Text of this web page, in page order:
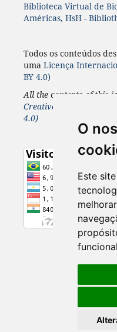
O
Este
Biblioteca Virtual de
Américas, HsH -
Todos os conteúdos
uma Licença
BY 4.0)
All the contents of this
Creative Commons 4.0
4.0)